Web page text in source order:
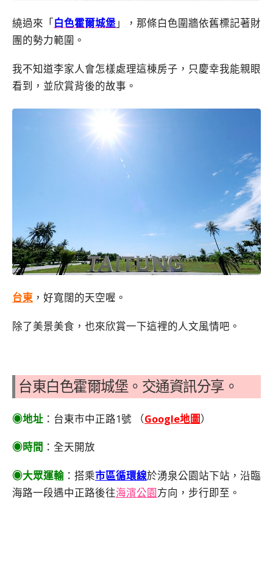
繞過來「白色霍爾城堡」，那條白色圍牆依舊標記著財
團的勢力範圍。
我不知道李家人會怎樣處理這棟房子，只慶幸我能親眼
看到，並欣賞背後的故事。
台東 ，好寬闊的天空喔。
除了美景美食，也來欣賞一下這裡的人文風情吧。
台東白色霍爾城堡。交通資訊分享。
◉地址 ：台東市中正路1號 （Google地圖）
◉時間 ：全天開放
◉大眾運輸 ：搭乘市區循環線於湧泉公園站下站，沿臨
海路一段遇中正路後往海濱公園方向，步行即至。